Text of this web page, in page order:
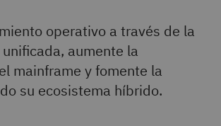
operativo a través de la
aumente la
mainframe y fomente la
su ecosistema híbrido.